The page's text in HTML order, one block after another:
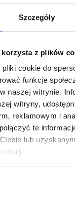
Szczegóły
z plików
cookie do
funkcje
naszej witrynie.
witryny,
reklamowym i
te
lub
aś się kiedyś nad
A może
która byłaby
wycenić
udostępniam
dr Tomaszem